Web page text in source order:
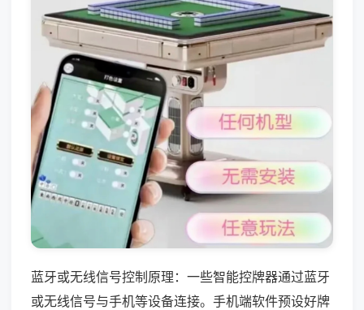
蓝牙或无线信号控制原理：一些智能控牌器通过蓝牙
或无线信号与手机等设备连接。手机端软件预设好牌